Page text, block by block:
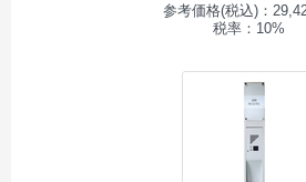
参考価格(税込)：
税率：10%